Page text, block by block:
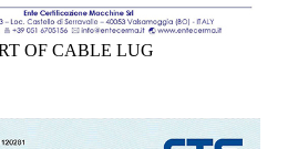
OF CABLE LUG